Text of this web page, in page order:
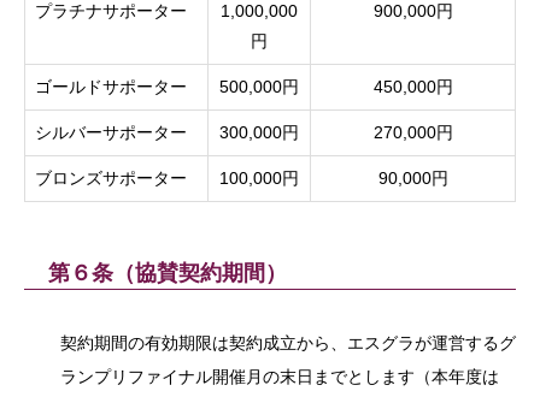
プラチナサポーター
1,000,000
円
900,000円
ゴールドサポーター 500,000円 450,000円
シルバーサポーター 300,000円 270,000円
ブロンズサポーター 100,000円 90,000円
第６条（協賛契約期間）
契約期間の有効期限は契約成立から、エスグラが運営するグ
ランプリファイナル開催月の末日までとします（本年度は